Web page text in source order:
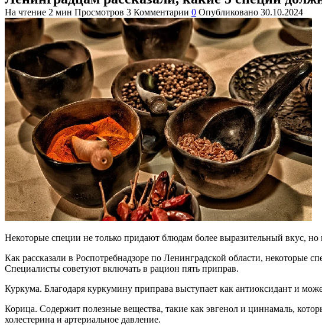
На чтение 2 мин Просмотров 3 Комментарии 0 Опубликовано 30.10.2024
Некоторые специи не только придают блюдам более выразительный вкус,
Как рассказали в Роспотребнадзоре по Ленинградской области, некоторые
Специалисты советуют включать в рацион пять приправ.
Куркума. Благодаря куркумину приправа выступает как антиоксидант и
Корица. Содержит полезные вещества, такие как эвгенол и циннамаль,
холестерина и артериальное давление.